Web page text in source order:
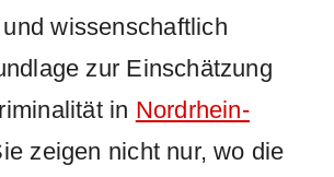
wissenschaftlich
zur Einschätzung
in Nordrhein-
zeigen nicht nur, wo die